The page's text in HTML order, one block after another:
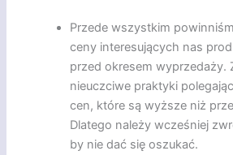
Przede wszystkim
ceny interesujących nas
przed okresem wyprzedaży.
nieuczciwe praktyki
cen, które są wyższe niż
Dlatego należy wcześniej
by nie dać się oszukać.